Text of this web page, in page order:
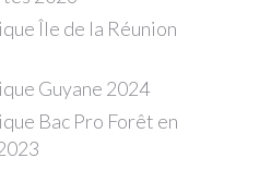
Île de la Réunion
Guyane 2024
Bac Pro Forêt en